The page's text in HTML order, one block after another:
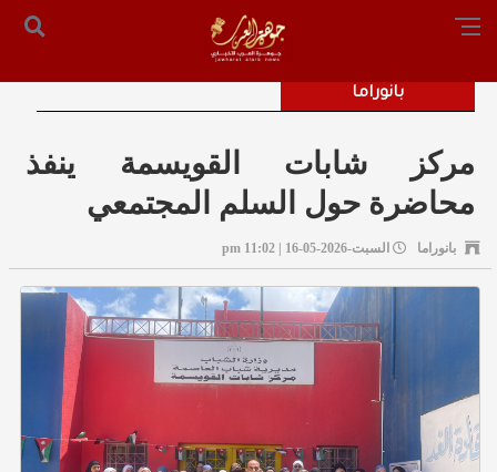
الرئيسية
التحرير: المستشار محمد صالح الملكاوي [ 00962795755033 ]
بانوراما
مركز شابات القويسمة ينفذ
محاضرة حول السلم المجتمعي
بانوراما السبت-2026-05-16 | 11:02 pm